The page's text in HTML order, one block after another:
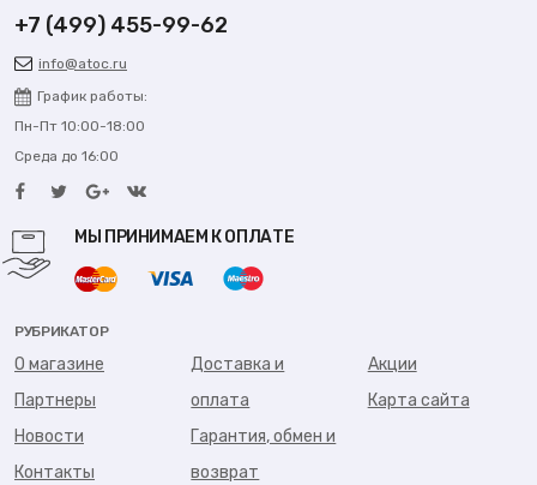
+7 (499) 455-99-62
info@atoc.ru
График работы:
Пн-Пт 10:00-18:00
Среда до 16:00
МЫ ПРИНИМАЕМ К ОПЛАТЕ
РУБРИКАТОР
О магазине
Партнеры
Новости
Контакты
Доставка и
оплата
Гарантия, обмен и
возврат
Акции
Карта сайта